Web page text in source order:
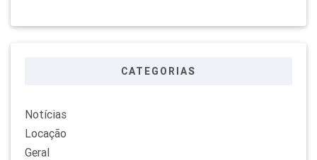
CATEGORIAS
Notícias
Locação
Geral